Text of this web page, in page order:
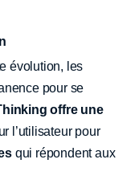
évolution, les
pour se
offre une
l’utilisateur pour
qui répondent aux